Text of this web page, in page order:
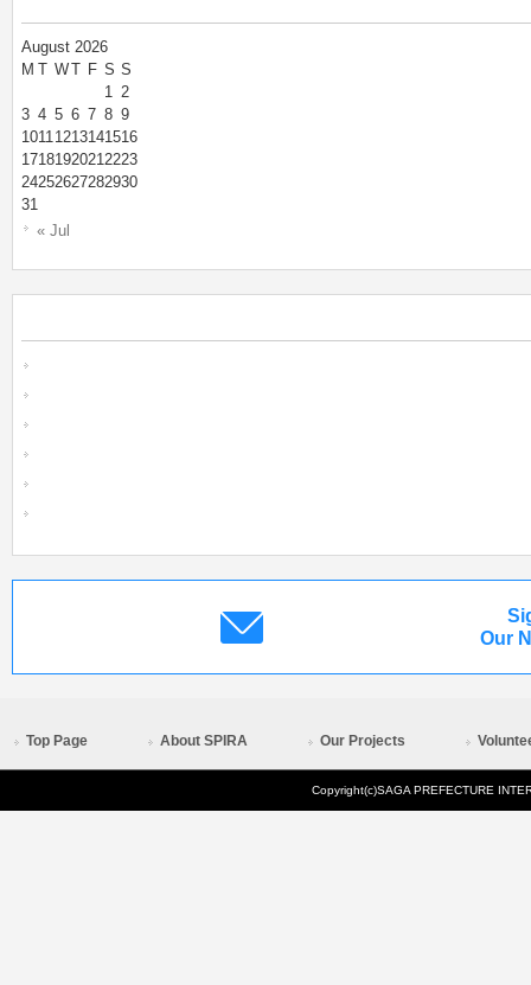
August 2026
M T WT F S S
« Jul
1 2
3 4 5 6 7 8 9
10111213141516
17181920212223
24252627282930
31
Our
Top Page About SPIRA Our Projects
Copyright(c)SAGA PREFECTURE